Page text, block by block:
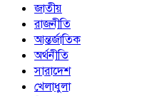
জাতীয়
রাজনীতি
আন্তর্জাতিক
অর্থনীতি
সারাদেশ
খেলাধুলা